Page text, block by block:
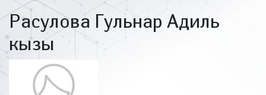
Расулова Гульнар Адиль
кызы